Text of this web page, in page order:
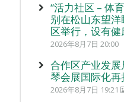
“活力社区 – 体
别在松山东望
区举行，设有
2026年8月7日 20:00
合作区产业发展
琴会展国际化再
2026年8月7日 19:21